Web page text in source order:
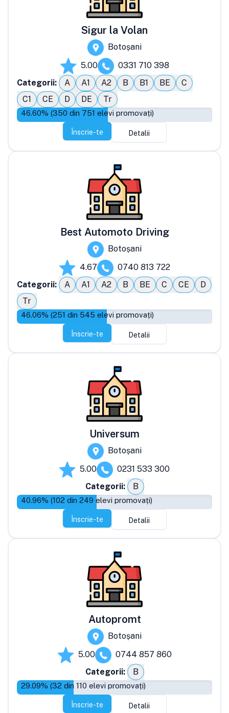
Sigur la Volan
Botoșani
5.00
0331 710 398
Categorii:
A A1 A2 B B1 BE
C
C1
CE D DE Tr
46.60% (350 din 751 elevi promovați)
Înscrie-te Detalii
Best Automoto Driving
Botoșani
4.67
0740 813 722
Categorii:
A A1 A2 B BE C CE
D
Tr
46.06% (251 din 545 elevi promovați)
Înscrie-te Detalii
Universum
Botoșani
5.00
0231 533 300
Categorii:
B
40.96% (102 din 249 elevi promovați)
Înscrie-te Detalii
Autopromt
Botoșani
5.00
0744 857 860
Categorii:
B
29.09% (32 din 110 elevi promovați)
Înscrie-te Detalii